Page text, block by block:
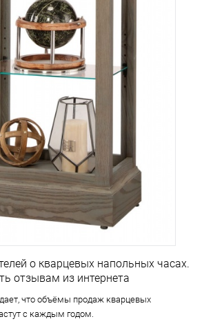
о кварцевых напольных часах.
отзывам из интернета
что объёмы продаж кварцевых
с каждым годом.